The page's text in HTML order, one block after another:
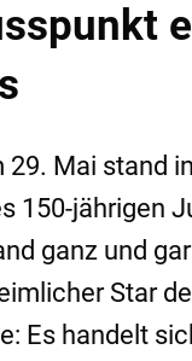
Mai stand
150-jährigen
ganz und
Star
Es handelt